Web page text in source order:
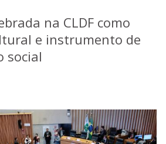
na CLDF como
e instrumento de
social